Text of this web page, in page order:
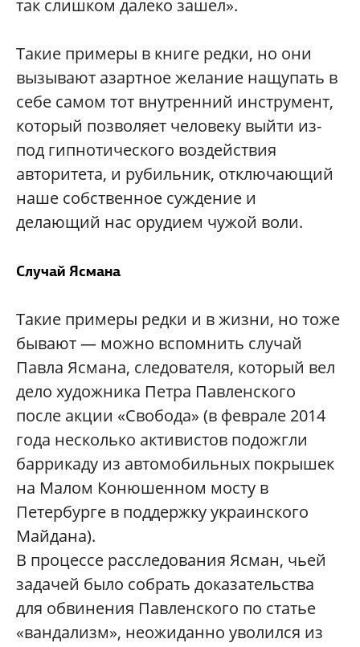
так слишком далеко зашел».
Такие примеры в книге редки, но они
вызывают азартное желание нащупать в
себе самом тот внутренний инструмент,
который позволяет человеку выйти из-
под гипнотического воздействия
авторитета, и рубильник, отключающий
наше собственное суждение и
делающий нас орудием чужой воли.
Случай Ясмана
Такие примеры редки и в жизни, но тоже
бывают — можно вспомнить случай
Павла Ясмана, следователя, который вел
дело художника Петра Павленского
после акции «Свобода» (в феврале 2014
года несколько активистов подожгли
баррикаду из автомобильных покрышек
на Малом Конюшенном мосту в
Петербурге в поддержку украинского
Майдана).
В процессе расследования Ясман, чьей
задачей было собрать доказательства
для обвинения Павленского по статье
«вандализм», неожиданно уволился из